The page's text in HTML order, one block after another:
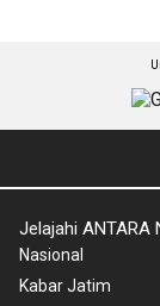
Jelajahi ANTARA
Nasional
Kabar Jatim